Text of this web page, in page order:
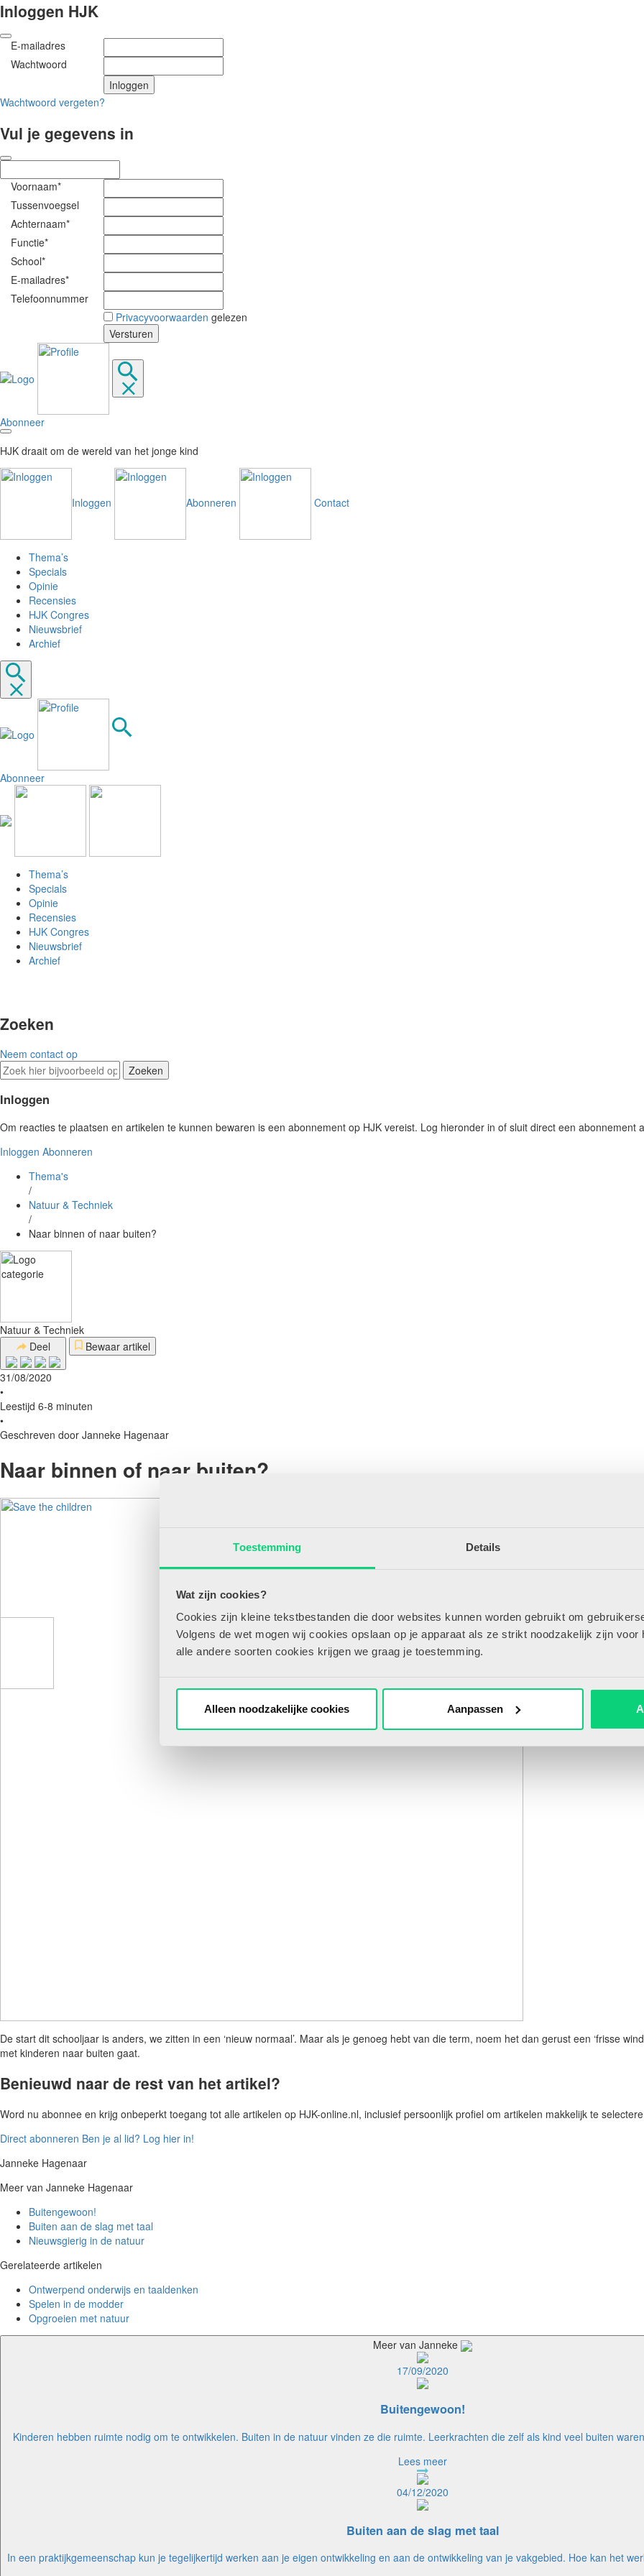
Toestemming Details
Wat zijn cookies?
Cookies zijn kleine tekstbestanden die door websites kunnen worden gebruikt om
Volgens de wet mogen wij cookies opslaan op je apparaat als ze strikt noodzakelijk zijn voor
alle andere soorten cookies krijgen we graag je toestemming.
Alleen noodzakelijke cookies Aanpassen
Inloggen HJK
E-mailadres
Wachtwoord
Wachtwoord vergeten?
Vul je gegevens in
Voornaam*
Tussenvoegsel
Achternaam*
Functie*
School*
E-mailadres*
Telefoonnummer
Privacyvoorwaarden gelezen
Abonneer
HJK draait om de wereld van het jonge kind
Inloggen Abonneren Contact
Thema’s
Specials
Opinie
Recensies
HJK Congres
Nieuwsbrief
Archief
Abonneer
Thema’s
Specials
Opinie
Recensies
HJK Congres
Nieuwsbrief
Archief
Zoeken
Neem contact op
Zoeken
Inloggen
Om reacties te plaatsen en artikelen te kunnen bewaren is een abonnement op HJK vereist. Log hieronder in of sluit direct een abonnement
Inloggen Abonneren
Thema's
/
Natuur & Techniek
/
Naar binnen of naar buiten?
Natuur & Techniek
Deel
Bewaar artikel
31/08/2020
•
Leestijd 6-8 minuten
•
Geschreven door Janneke Hagenaar
Naar binnen of naar buiten?
De start dit schooljaar is anders, we zitten in een ‘nieuw normaal’. Maar als je genoeg hebt van die term, noem het dan gerust een ‘frisse
met kinderen naar buiten gaat.
Benieuwd naar de rest van het artikel?
Word nu abonnee en krijg onbeperkt toegang tot alle artikelen op HJK-online.nl, inclusief persoonlijk profiel om artikelen makkelijk te
Direct abonneren Ben je al lid? Log hier in!
Janneke Hagenaar
Meer van Janneke Hagenaar
Buitengewoon!
Buiten aan de slag met taal
Nieuwsgierig in de natuur
Gerelateerde artikelen
Ontwerpend onderwijs en taaldenken
Spelen in de modder
Opgroeien met natuur
Meer van Janneke
17/09/2020
Buitengewoon!
Kinderen hebben ruimte nodig om te ontwikkelen. Buiten in de natuur vinden ze die ruimte. Leerkrachten die zelf als kind veel buiten
Lees meer
04/12/2020
Buiten aan de slag met taal
In een praktijkgemeenschap kun je tegelijkertijd werken aan je eigen ontwikkeling en aan de ontwikkeling van je vakgebied. Hoe kan het